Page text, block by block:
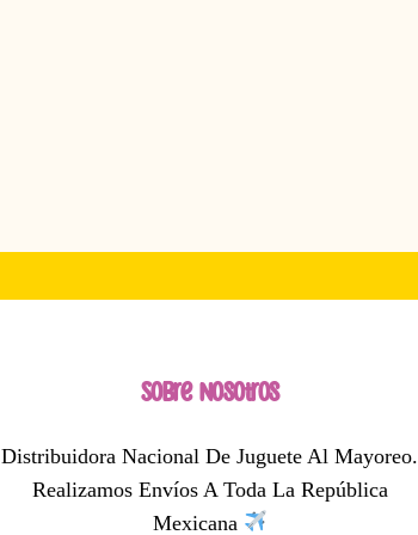
Sobre Nosotros
Distribuidora Nacional De Juguete Al Mayoreo.
Realizamos Envíos A Toda La República
Mexicana